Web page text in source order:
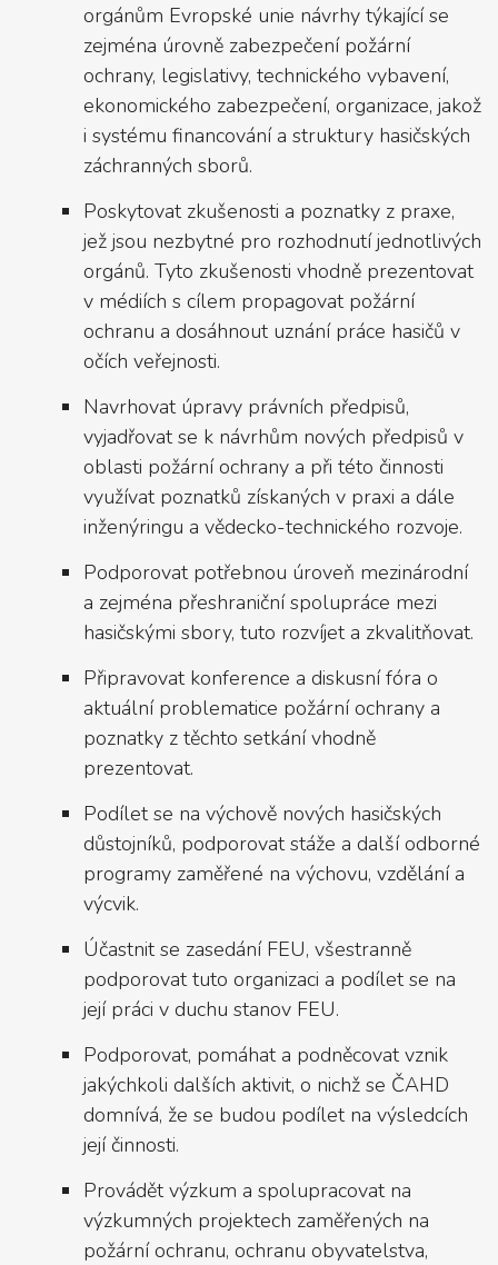
orgánům Evropské unie návrhy týkající se
zejména úrovně zabezpečení požární
ochrany, legislativy, technického vybavení,
ekonomického zabezpečení, organizace, jakož
i systému financování a struktury hasičských
záchranných sborů.
Poskytovat zkušenosti a poznatky z praxe,
jež jsou nezbytné pro rozhodnutí jednotlivých
orgánů. Tyto zkušenosti vhodně prezentovat
v médiích s cílem propagovat požární
ochranu a dosáhnout uznání práce hasičů v
očích veřejnosti.
Navrhovat úpravy právních předpisů,
vyjadřovat se k návrhům nových předpisů v
oblasti požární ochrany a při této činnosti
využívat poznatků získaných v praxi a dále
inženýringu a vědecko-technického rozvoje.
Podporovat potřebnou úroveň mezinárodní
a zejména přeshraniční spolupráce mezi
hasičskými sbory, tuto rozvíjet a zkvalitňovat.
Připravovat konference a diskusní fóra o
aktuální problematice požární ochrany a
poznatky z těchto setkání vhodně
prezentovat.
Podílet se na výchově nových hasičských
důstojníků, podporovat stáže a další odborné
programy zaměřené na výchovu, vzdělání a
výcvik.
Účastnit se zasedání FEU, všestranně
podporovat tuto organizaci a podílet se na
její práci v duchu stanov FEU.
Podporovat, pomáhat a podněcovat vznik
jakýchkoli dalších aktivit, o nichž se ČAHD
domnívá, že se budou podílet na výsledcích
její činnosti.
Provádět výzkum a spolupracovat na
výzkumných projektech zaměřených na
požární ochranu, ochranu obyvatelstva,